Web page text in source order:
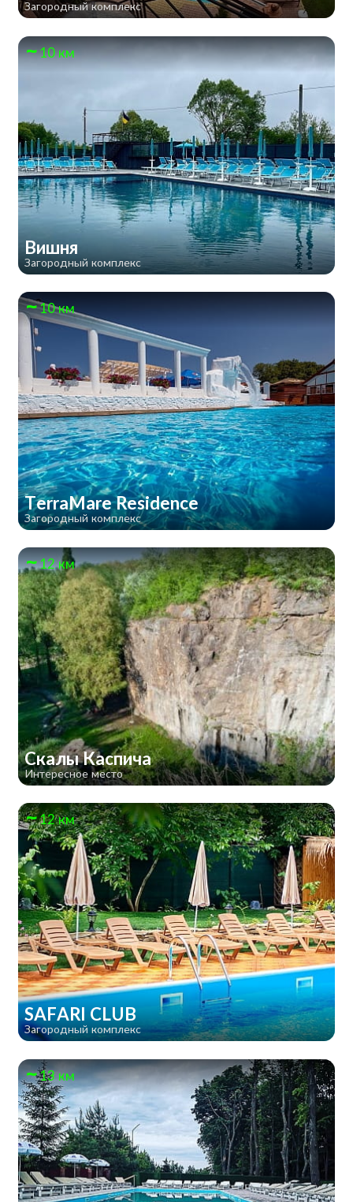
Загородный комплекс
10 км
Вишня
Загородный комплекс
10 км
TerraMare Residence
Загородный комплекс
12 км
Скалы Каспича
Интересное место
12 км
SAFARI CLUB
Загородный комплекс
13 км